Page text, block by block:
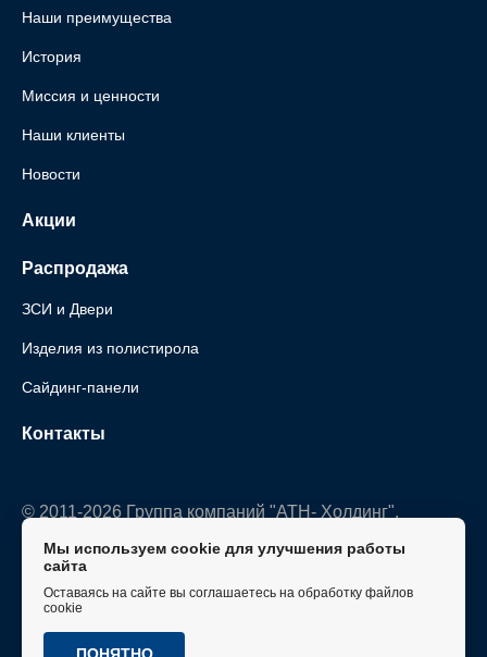
Наши преимущества
История
Миссия и ценности
Наши клиенты
Новости
Акции
Распродажа
ЗСИ и Двери
Изделия из полистирола
Сайдинг-панели
Контакты
© 2011-2026 Группа компаний "АТН- Холдинг".
Политика конфиденциальности
Мы используем cookie для улучшения работы
сайта
Оставаясь на сайте вы соглашаетесь на обработку файлов
cookie